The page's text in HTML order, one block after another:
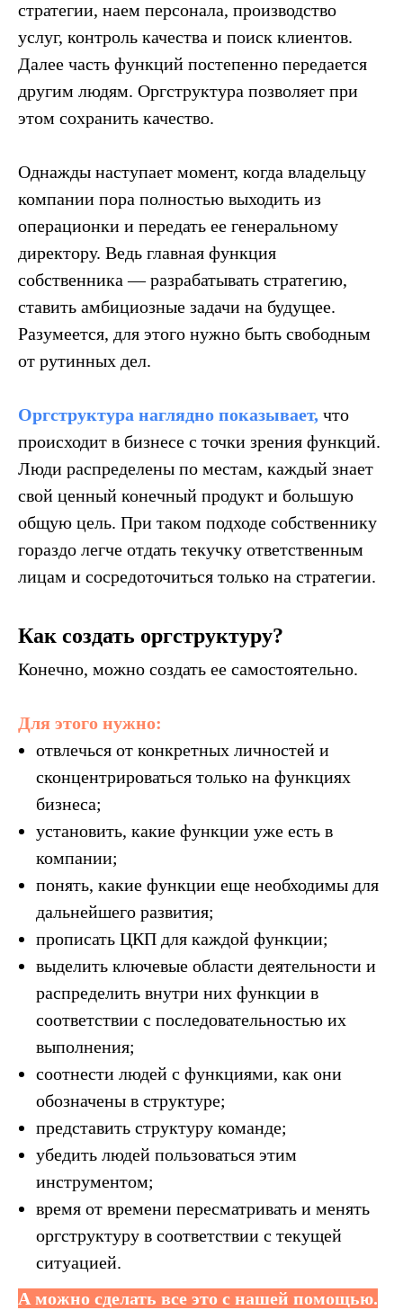
стратегии, наем персонала, производство
услуг, контроль качества и поиск клиентов.
Далее часть функций постепенно передается
другим людям. Оргструктура позволяет при
этом сохранить качество.
Однажды наступает момент, когда владельцу
компании пора полностью выходить из
операционки и передать ее генеральному
директору. Ведь главная функция
собственника — разрабатывать стратегию,
ставить амбициозные задачи на будущее.
Разумеется, для этого нужно быть свободным
от рутинных дел.
Оргструктура наглядно показывает, что
происходит в бизнесе с точки зрения функций.
Люди распределены по местам, каждый знает
свой ценный конечный продукт и большую
общую цель. При таком подходе собственнику
гораздо легче отдать текучку ответственным
лицам и сосредоточиться только на стратегии.
Как создать оргструктуру?
Конечно, можно создать ее самостоятельно.
Для этого нужно:
отвлечься от конкретных личностей и
сконцентрироваться только на функциях
бизнеса;
установить, какие функции уже есть в
компании;
понять, какие функции еще необходимы для
дальнейшего развития;
прописать ЦКП для каждой функции;
выделить ключевые области деятельности и
распределить внутри них функции в
соответствии с последовательностью их
выполнения;
соотнести людей с функциями, как они
обозначены в структуре;
представить структуру команде;
убедить людей пользоваться этим
инструментом;
время от времени пересматривать и менять
оргструктуру в соответствии с текущей
ситуацией.
А можно сделать все это с нашей помощью.